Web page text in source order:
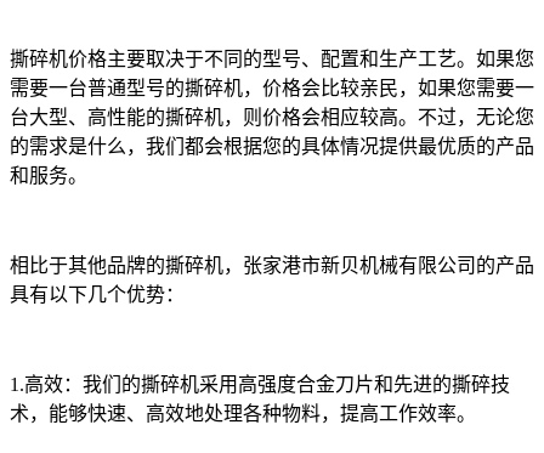
撕碎机价格主要取决于不同的型号、配置和生产工艺。如果您
需要一台普通型号的撕碎机，价格会比较亲民，如果您需要一
台大型、高性能的撕碎机，则价格会相应较高。不过，无论您
的需求是什么，我们都会根据您的具体情况提供最优质的产品
和服务。
相比于其他品牌的撕碎机，张家港市新贝机械有限公司的产品
具有以下几个优势：
1.高效：我们的撕碎机采用高强度合金刀片和先进的撕碎技
术，能够快速、高效地处理各种物料，提高工作效率。